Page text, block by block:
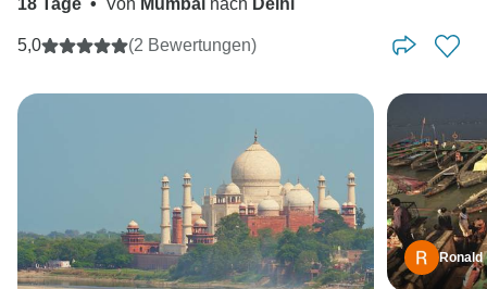
18 Tage • Von Mumbai nach Delhi
5,0 (2 Bewertungen)
Ronald